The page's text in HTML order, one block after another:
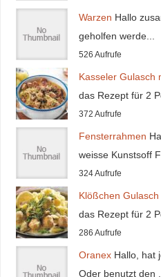
Warzen Hallo
geholfen werde...
526 Aufrufe
Kasseler Gulasch
das Rezept für 2
372 Aufrufe
Fensterrahmen
weisse Kunstsoff
324 Aufrufe
Klößchen
das Rezept für 2
286 Aufrufe
Oranex Hallo, hat
Oder benutzt den ...